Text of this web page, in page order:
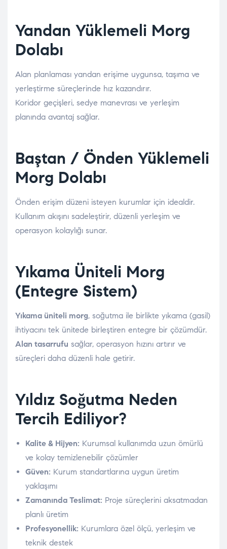
Yandan Yüklemeli Morg
Dolabı
Alan planlaması yandan erişime uygunsa, taşıma ve
yerleştirme süreçlerinde hız kazandırır.
Koridor geçişleri, sedye manevrası ve yerleşim
planında avantaj sağlar.
Baştan / Önden Yüklemeli
Morg Dolabı
Önden erişim düzeni isteyen kurumlar için idealdir.
Kullanım akışını sadeleştirir, düzenli yerleşim ve
operasyon kolaylığı sunar.
Yıkama Üniteli Morg
(Entegre Sistem)
Yıkama üniteli morg, soğutma ile birlikte yıkama (gasil)
ihtiyacını tek ünitede birleştiren entegre bir çözümdür.
Alan tasarrufu sağlar, operasyon hızını artırır ve
süreçleri daha düzenli hale getirir.
Yıldız Soğutma Neden
Tercih Ediliyor?
Kalite & Hijyen: Kurumsal kullanımda uzun ömürlü
ve kolay temizlenebilir çözümler
Güven: Kurum standartlarına uygun üretim
yaklaşımı
Zamanında Teslimat: Proje süreçlerini aksatmadan
planlı üretim
Profesyonellik: Kurumlara özel ölçü, yerleşim ve
teknik destek